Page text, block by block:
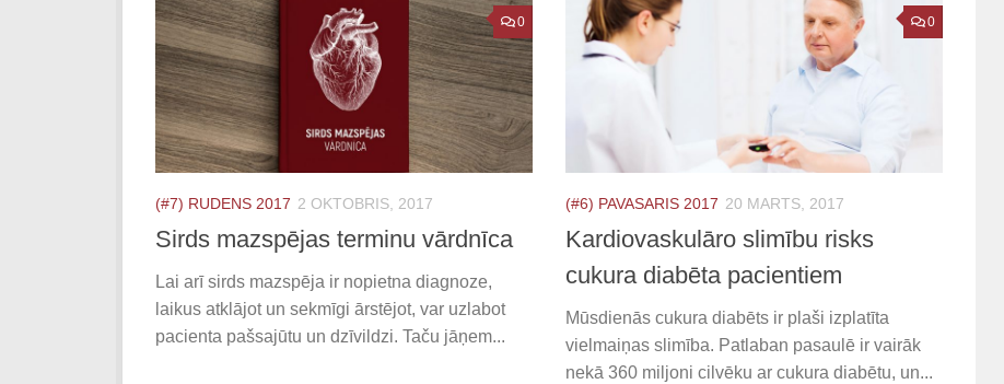
0
(#7) RUDENS 2017 2 OKTOBRIS, 2017
Sirds mazspējas terminu vārdnīca
Lai arī sirds mazspēja ir nopietna diagnoze,
laikus atklājot un sekmīgi ārstējot, var uzlabot
pacienta pašsajūtu un dzīvildzi. Taču jāņem...
0
(#6) PAVASARIS 2017 20 MARTS, 2017
Kardiovaskulāro slimību risks
cukura diabēta pacientiem
Mūsdienās cukura diabēts ir plaši izplatīta
vielmaiņas slimība. Patlaban pasaulē ir vairāk
nekā 360 miljoni cilvēku ar cukura diabētu, un...